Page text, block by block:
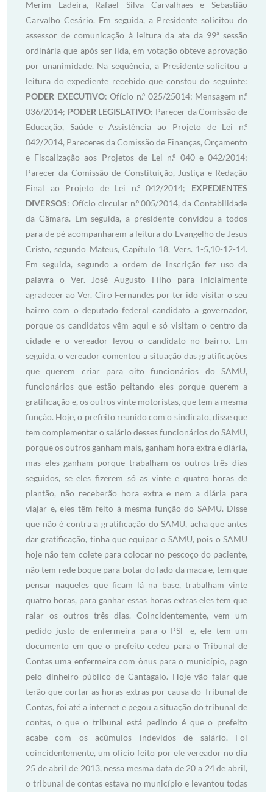
Merim Ladeira, Rafael Silva Carvalhaes e Sebastião
Carvalho Cesário. Em seguida, a Presidente solicitou do
assessor de comunicação à leitura da ata da 99ª sessão
ordinária que após ser lida, em votação obteve aprovação
por unanimidade. Na sequência, a Presidente solicitou a
leitura do expediente recebido que constou do seguinte:
PODER EXECUTIVO: Ofício n.º 025/25014; Mensagem n.º
036/2014; PODER LEGISLATIVO: Parecer da Comissão de
Educação, Saúde e Assistência ao Projeto de Lei n.º
042/2014, Pareceres da Comissão de Finanças, Orçamento
e Fiscalização aos Projetos de Lei n.º 040 e 042/2014;
Parecer da Comissão de Constituição, Justiça e Redação
Final ao Projeto de Lei n.º 042/2014; EXPEDIENTES
DIVERSOS: Ofício circular n.º 005/2014, da Contabilidade
da Câmara. Em seguida, a presidente convidou a todos
para de pé acompanharem a leitura do Evangelho de Jesus
Cristo, segundo Mateus, Capítulo 18, Vers. 1-5,10-12-14.
Em seguida, segundo a ordem de inscrição fez uso da
palavra o Ver. José Augusto Filho para inicialmente
agradecer ao Ver. Ciro Fernandes por ter ido visitar o seu
bairro com o deputado federal candidato a governador,
porque os candidatos vêm aqui e só visitam o centro da
cidade e o vereador levou o candidato no bairro. Em
seguida, o vereador comentou a situação das gratificações
que querem criar para oito funcionários do SAMU,
funcionários que estão peitando eles porque querem a
gratificação e, os outros vinte motoristas, que tem a mesma
função. Hoje, o prefeito reunido com o sindicato, disse que
tem complementar o salário desses funcionários do SAMU,
porque os outros ganham mais, ganham hora extra e diária,
mas eles ganham porque trabalham os outros três dias
seguidos, se eles fizerem só as vinte e quatro horas de
plantão, não receberão hora extra e nem a diária para
viajar e, eles têm feito à mesma função do SAMU. Disse
que não é contra a gratificação do SAMU, acha que antes
dar gratificação, tinha que equipar o SAMU, pois o SAMU
hoje não tem colete para colocar no pescoço do paciente,
não tem rede boque para botar do lado da maca e, tem que
pensar naqueles que ficam lá na base, trabalham vinte
quatro horas, para ganhar essas horas extras eles tem que
ralar os outros três dias. Coincidentemente, vem um
pedido justo de enfermeira para o PSF e, ele tem um
documento em que o prefeito cedeu para o Tribunal de
Contas uma enfermeira com ônus para o município, pago
pelo dinheiro público de Cantagalo. Hoje vão falar que
terão que cortar as horas extras por causa do Tribunal de
Contas, foi até a internet e pegou a situação do tribunal de
contas, o que o tribunal está pedindo é que o prefeito
acabe com os acúmulos indevidos de salário. Foi
coincidentemente, um ofício feito por ele vereador no dia
25 de abril de 2013, nessa mesma data de 20 a 24 de abril,
o tribunal de contas estava no município e levantou todas